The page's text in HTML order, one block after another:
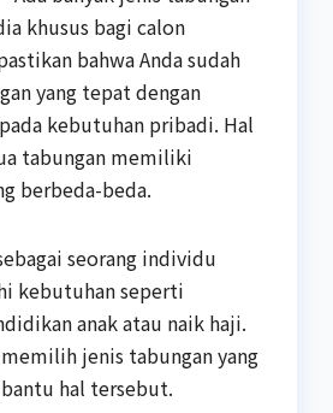
khusus bagi calon
bahwa Anda sudah
yang tepat dengan
kebutuhan pribadi. Hal
tabungan memiliki
berbeda-beda.
seorang individu
kebutuhan seperti
anak atau naik haji.
memilih jenis tabungan yang
hal tersebut.